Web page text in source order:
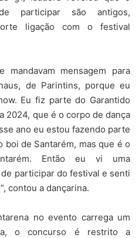
participar são antigos,
ligação com o festival
mandavam mensagem para
de Parintins, porque eu
Eu fiz parte do Garantido
2024, que é o corpo de dança
ano eu estou fazendo parte
de Santarém, mas que é o
Então eu vi uma
participar do festival e senti
contou a dançarina.
no evento carrega um
o concurso é restrito a